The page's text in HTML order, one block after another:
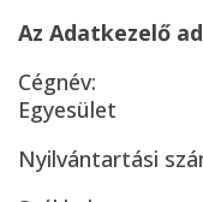
Az Adatkezelő
Cégnév:
Egyesület
Nyilvántartási